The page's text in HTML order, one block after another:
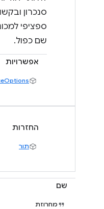
ספציפי
שם כפול.
אפשרויות
החזרות
תור
שם
מחרוזת